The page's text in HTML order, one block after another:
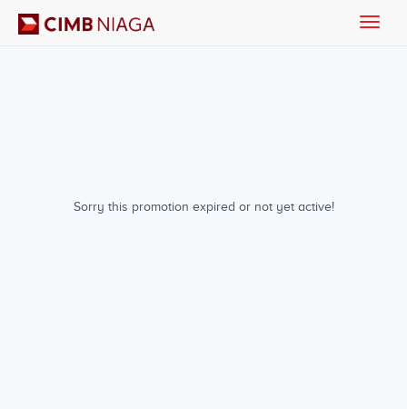
Sorry this promotion expired or not yet active!
Toggle